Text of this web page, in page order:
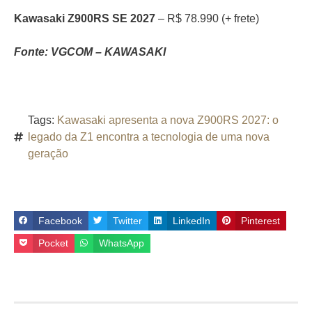
Kawasaki Z900RS SE 2027 – R$ 78.990 (+ frete)
Fonte: VGCOM – KAWASAKI
Tags: Kawasaki apresenta a nova Z900RS 2027: o
legado da Z1 encontra a tecnologia de uma nova
geração
Facebook Twitter LinkedIn Pinterest
Pocket WhatsApp